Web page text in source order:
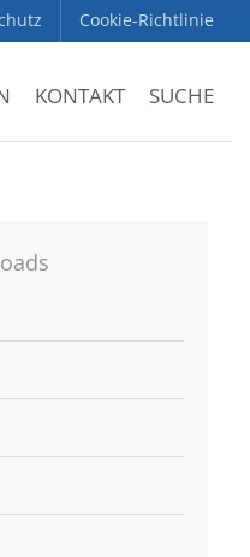
Cookie-Richtlinie
KONTAKT SUCHE